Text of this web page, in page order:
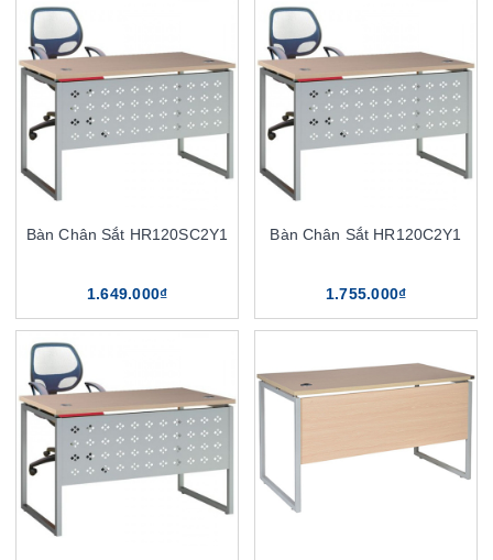
Bàn Chân Sắt HR120SC2Y1
1.649.000₫
Bàn Chân Sắt HR120C2Y1
1.755.000₫